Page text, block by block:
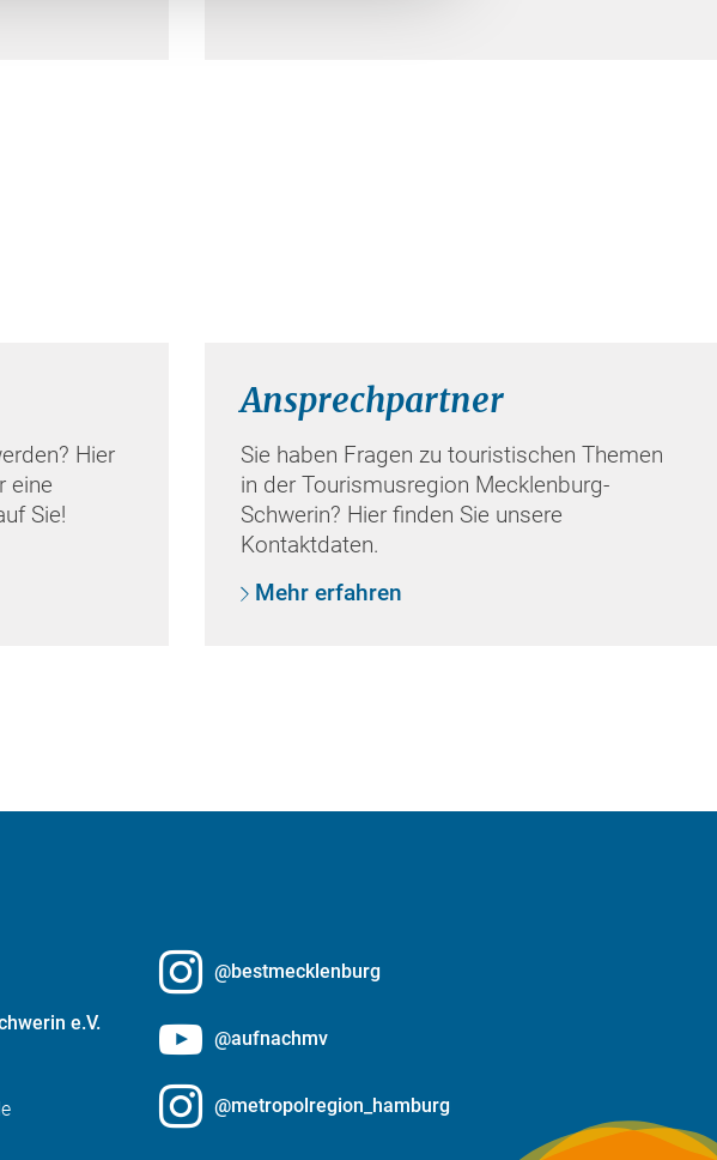
Hier
eine
Sie!
Ansprechpartner
Sie haben Fragen zu touristischen Themen
in der Tourismusregion Mecklenburg-
Schwerin? Hier finden Sie unsere
Kontaktdaten.
Mehr erfahren
e.V.
@bestmecklenburg
@aufnachmv
@metropolregion_hamburg